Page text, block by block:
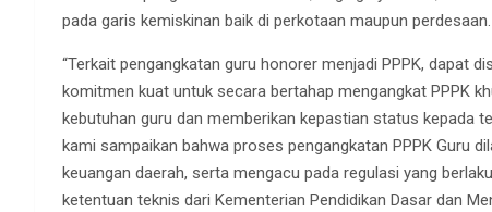
pada garis kemiskinan baik di perkotaan maupun perdesaan.
“Terkait pengangkatan guru honorer menjadi PPPK, dapat
komitmen kuat untuk secara bertahap mengangkat PPPK
kebutuhan guru dan memberikan kepastian status kepada
kami sampaikan bahwa proses pengangkatan PPPK Guru
keuangan daerah, serta mengacu pada regulasi yang
ketentuan teknis dari Kementerian Pendidikan Dasar dan